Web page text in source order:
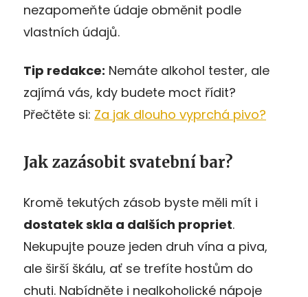
nezapomeňte údaje obměnit podle
vlastních údajů.
Tip redakce: Nemáte alkohol tester, ale
zajímá vás, kdy budete moct řídit?
Přečtěte si: Za jak dlouho vyprchá pivo?
Jak zazásobit svatební bar?
Kromě tekutých zásob byste měli mít i
dostatek skla a dalších propriet.
Nekupujte pouze jeden druh vína a piva,
ale širší škálu, ať se trefíte hostům do
chuti. Nabídněte i nealkoholické nápoje